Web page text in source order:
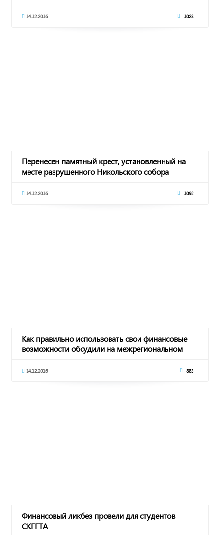
14.12.2016 1028
Перенесен памятный крест, установленный на
месте разрушенного Никольского собора
14.12.2016 1092
Как правильно использовать свои финансовые
возможности обсудили на межрегиональном
14.12.2016 883
Финансовый ликбез провели для студентов
СКГГТА